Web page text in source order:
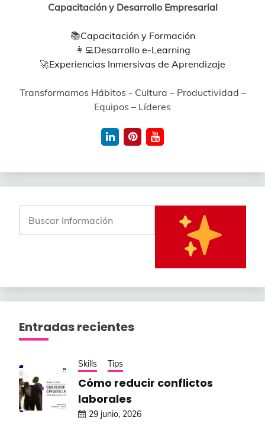
Capacitación y Desarrollo Empresarial
📚Capacitación y Formación
👩‍💻Desarrollo e-Learning
🚀Experiencias Inmersivas de Aprendizaje
Transformamos Hábitos - Cultura – Productividad –
Equipos – Líderes
Entradas recientes
Skills Tips
Cómo reducir conflictos
laborales
29 junio, 2026